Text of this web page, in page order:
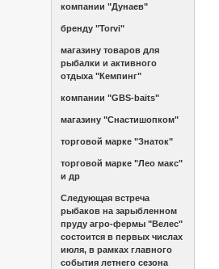
компании "Дунаев"
бренду "Torvi"
магазину товаров для
рыбалки и активного
отдыха "Кемпинг"
компании "GBS-baits"
магазину "Снастишопком"
торговой марке "Знаток"
торговой марке "Лео макс"
и др
Следующая встреча
рыбаков на зарыбленном
пруду агро-фермы "Велес"
состоится в первых числах
июля, в рамках главного
события летнего сезона